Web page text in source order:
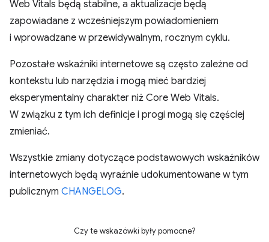
Web Vitals będą stabilne, a aktualizacje będą
zapowiadane z wcześniejszym powiadomieniem
i wprowadzane w przewidywalnym, rocznym cyklu.
Pozostałe wskaźniki internetowe są często zależne od
kontekstu lub narzędzia i mogą mieć bardziej
eksperymentalny charakter niż Core Web Vitals.
W związku z tym ich definicje i progi mogą się częściej
zmieniać.
Wszystkie zmiany dotyczące podstawowych wskaźników
internetowych będą wyraźnie udokumentowane w tym
publicznym CHANGELOG.
Czy te wskazówki były pomocne?